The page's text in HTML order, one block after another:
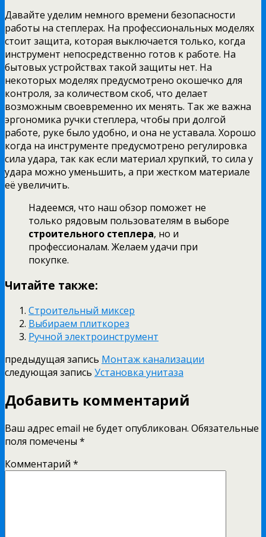
Давайте уделим немного времени безопасности
работы на степлерах. На профессиональных моделях
стоит защита, которая выключается только, когда
инструмент непосредственно готов к работе. На
бытовых устройствах такой защиты нет. На
некоторых моделях предусмотрено окошечко для
контроля, за количеством скоб, что делает
возможным своевременно их менять. Так же важна
эргономика ручки степлера, чтобы при долгой
работе, руке было удобно, и она не уставала. Хорошо
когда на инструменте предусмотрено регулировка
сила удара, так как если материал хрупкий, то сила у
удара можно уменьшить, а при жестком материале
её увеличить.
Надеемся, что наш обзор поможет не
только рядовым пользователям в выборе
строительного степлера, но и
профессионалам. Желаем удачи при
покупке.
Читайте также:
Строительный миксер
Выбираем плиткорез
Ручной электроинструмент
предыдущая запись Монтаж канализации
следующая запись Установка унитаза
Добавить комментарий
Ваш адрес email не будет опубликован. Обязательные
поля помечены *
Комментарий *